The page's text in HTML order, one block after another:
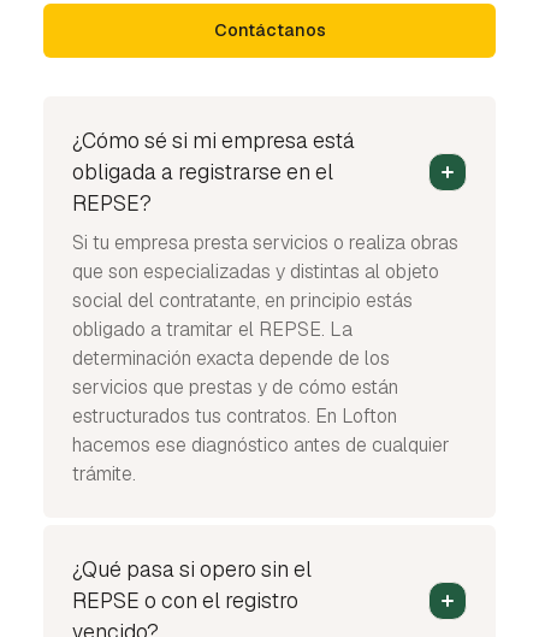
Contáctanos
¿Cómo sé si mi empresa está
obligada a registrarse en el
REPSE?
Si tu empresa presta servicios o realiza obras
que son especializadas y distintas al objeto
social del contratante, en principio estás
obligado a tramitar el REPSE. La
determinación exacta depende de los
servicios que prestas y de cómo están
estructurados tus contratos. En Lofton
hacemos ese diagnóstico antes de cualquier
trámite.
¿Qué pasa si opero sin el
REPSE o con el registro